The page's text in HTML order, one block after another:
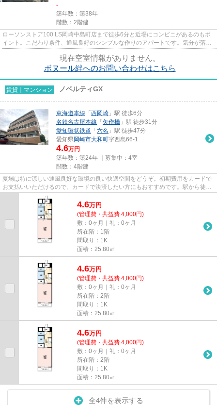
-
築年数：築38年
階数：2階建
ローソンストア100 LS岡崎中島町店まで徒歩6分と近場にコンビニがあるのもポ
イント。こだわり条件、通風良好のシンプルな作りのアパートです。気分が落ち
現在空室情報がありません。
ボヌール絆へのお問い合わせはこちら
賃貸｜マンション ノベルティGX
東海道本線 「 西岡崎 」駅 徒歩6分
名鉄名古屋本線 「 矢作橋 」駅 徒歩31分
愛知環状鉄道 「 六名 」駅 徒歩47分
愛知県岡崎市大和町字西島66-1
4.6万円
築年数：築24年 ｜募集中： 4室
階数：4階建
夏場は特に涼しい通風良好な環境の良い快適空間をどうぞ。初期費用をカードで
お支払いいただけるので、カードで決済したい方にもおすすめです。駅から徒歩
6分の物件なら、駅前のお買い...
4.6万円
(管理費・共益費 4,000円)
敷：0ヶ月｜礼：0ヶ月
所在階：1階
間取り：1K
面積：25.80㎡
4.6万円
(管理費・共益費 4,000円)
敷：0ヶ月｜礼：0ヶ月
所在階：2階
間取り：1K
面積：25.80㎡
4.6万円
(管理費・共益費 4,000円)
敷：0ヶ月｜礼：0ヶ月
所在階：2階
間取り：1K
面積：25.80㎡
全4件を表示する